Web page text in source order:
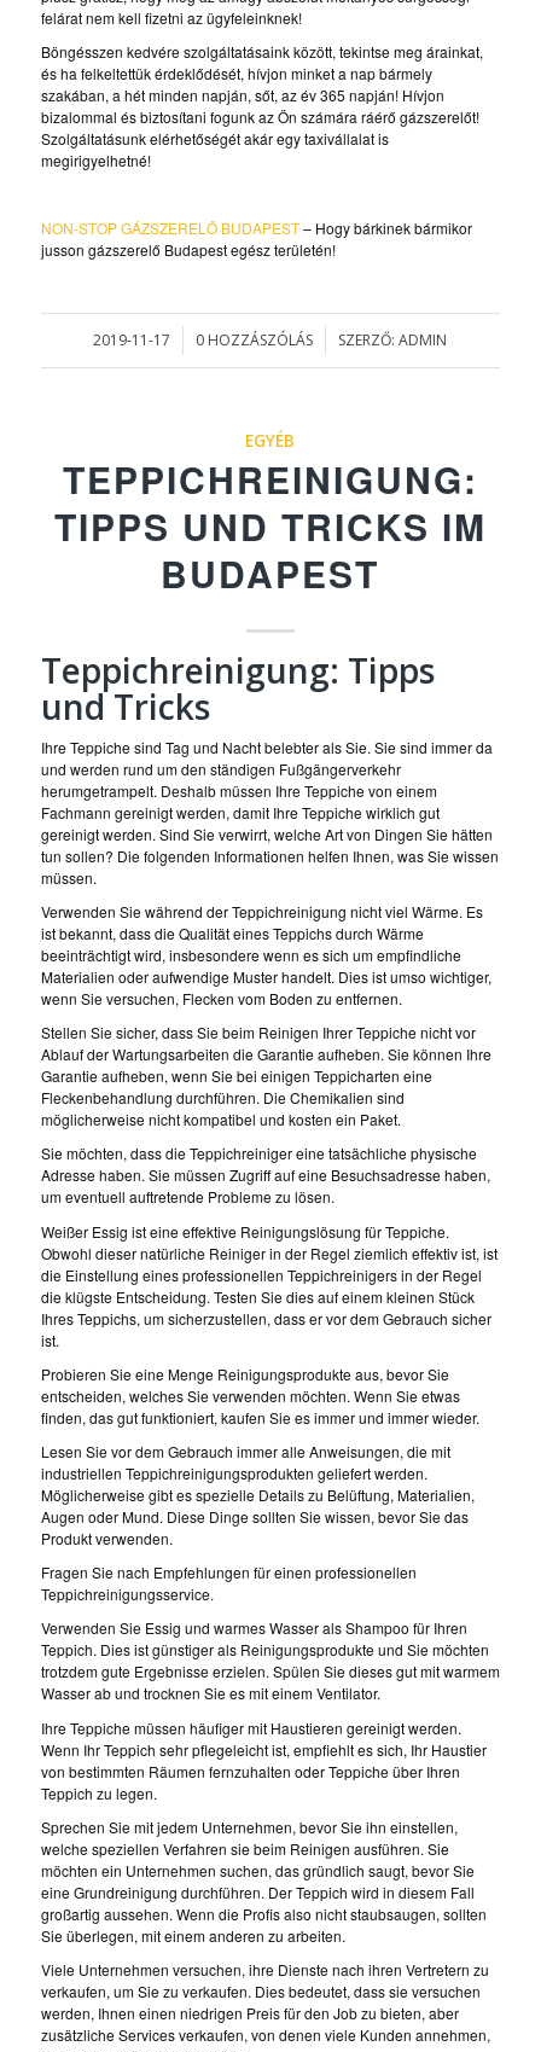
felárat nem kell fizetni az ügyfeleinknek!
Böngésszen kedvére szolgáltatásaink között, tekintse meg árainkat,
és ha felkeltettük érdeklődését, hívjon minket a nap bármely
szakában, a hét minden napján, sőt, az év 365 napján! Hívjon
bizalommal és biztosítani fogunk az Ön számára ráérő gázszerelőt!
Szolgáltatásunk elérhetőségét akár egy taxivállalat is
megirigyelhetné!
NON-STOP GÁZSZERELŐ BUDAPEST– Hogy bárkinek bármikor
jusson gázszerelő Budapest egész területén!
2019-11-17
/ 0 HOZZÁSZÓLÁS
/ SZERZŐ:ADMIN
EGYÉB
TEPPICHREINIGUNG:
TIPPS UND TRICKS IM
BUDAPEST
Teppichreinigung: Tipps
und Tricks
Ihre Teppiche sind Tag und Nacht belebter als Sie. Sie sind immer da
und werden rund um den ständigen Fußgängerverkehr
herumgetrampelt. Deshalb müssen Ihre Teppiche von einem
Fachmann gereinigt werden, damit Ihre Teppiche wirklich gut
gereinigt werden. Sind Sie verwirrt, welche Art von Dingen Sie hätten
tun sollen? Die folgenden Informationen helfen Ihnen, was Sie wissen
müssen.
Verwenden Sie während der Teppichreinigung nicht viel Wärme. Es
ist bekannt, dass die Qualität eines Teppichs durch Wärme
beeinträchtigt wird, insbesondere wenn es sich um empfindliche
Materialien oder aufwendige Muster handelt. Dies ist umso wichtiger,
wenn Sie versuchen, Flecken vom Boden zu entfernen.
Stellen Sie sicher, dass Sie beim Reinigen Ihrer Teppiche nicht vor
Ablauf der Wartungsarbeiten die Garantie aufheben. Sie können Ihre
Garantie aufheben, wenn Sie bei einigen Teppicharten eine
Fleckenbehandlung durchführen. Die Chemikalien sind
möglicherweise nicht kompatibel und kosten ein Paket.
Sie möchten, dass die Teppichreiniger eine tatsächliche physische
Adresse haben. Sie müssen Zugriff auf eine Besuchsadresse haben,
um eventuell auftretende Probleme zu lösen.
Weißer Essig ist eine effektive Reinigungslösung für Teppiche.
Obwohl dieser natürliche Reiniger in der Regel ziemlich effektiv ist, ist
die Einstellung eines professionellen Teppichreinigers in der Regel
die klügste Entscheidung. Testen Sie dies auf einem kleinen Stück
Ihres Teppichs, um sicherzustellen, dass er vor dem Gebrauch sicher
ist.
Probieren Sie eine Menge Reinigungsprodukte aus, bevor Sie
entscheiden, welches Sie verwenden möchten. Wenn Sie etwas
finden, das gut funktioniert, kaufen Sie es immer und immer wieder.
Lesen Sie vor dem Gebrauch immer alle Anweisungen, die mit
industriellen Teppichreinigungsprodukten geliefert werden.
Möglicherweise gibt es spezielle Details zu Belüftung, Materialien,
Augen oder Mund. Diese Dinge sollten Sie wissen, bevor Sie das
Produkt verwenden.
Fragen Sie nach Empfehlungen für einen professionellen
Teppichreinigungsservice.
Verwenden Sie Essig und warmes Wasser als Shampoo für Ihren
Teppich. Dies ist günstiger als Reinigungsprodukte und Sie möchten
trotzdem gute Ergebnisse erzielen. Spülen Sie dieses gut mit warmem
Wasser ab und trocknen Sie es mit einem Ventilator.
Ihre Teppiche müssen häufiger mit Haustieren gereinigt werden.
Wenn Ihr Teppich sehr pflegeleicht ist, empfiehlt es sich, Ihr Haustier
von bestimmten Räumen fernzuhalten oder Teppiche über Ihren
Teppich zu legen.
Sprechen Sie mit jedem Unternehmen, bevor Sie ihn einstellen,
welche speziellen Verfahren sie beim Reinigen ausführen. Sie
möchten ein Unternehmen suchen, das gründlich saugt, bevor Sie
eine Grundreinigung durchführen. Der Teppich wird in diesem Fall
großartig aussehen. Wenn die Profis also nicht staubsaugen, sollten
Sie überlegen, mit einem anderen zu arbeiten.
Viele Unternehmen versuchen, ihre Dienste nach ihren Vertretern zu
verkaufen, um Sie zu verkaufen. Dies bedeutet, dass sie versuchen
werden, Ihnen einen niedrigen Preis für den Job zu bieten, aber
zusätzliche Services verkaufen, von denen viele Kunden annehmen,